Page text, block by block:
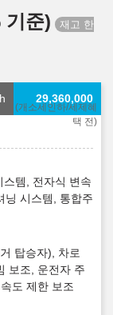
기준)
(개소세인하/세제혜
택 전)
29,360,000
템, 전자식 변속
닝 시스템, 통합주
탑승자), 차로
보조, 운전자 주
도 제한 보조